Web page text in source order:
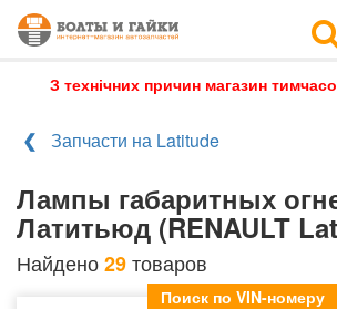
З технічних причин магазин
Запчасти на Latitude
Лампы габаритных
Латитьюд (RENAULT
Найдено29товаров
Поиск по VIN-номеру